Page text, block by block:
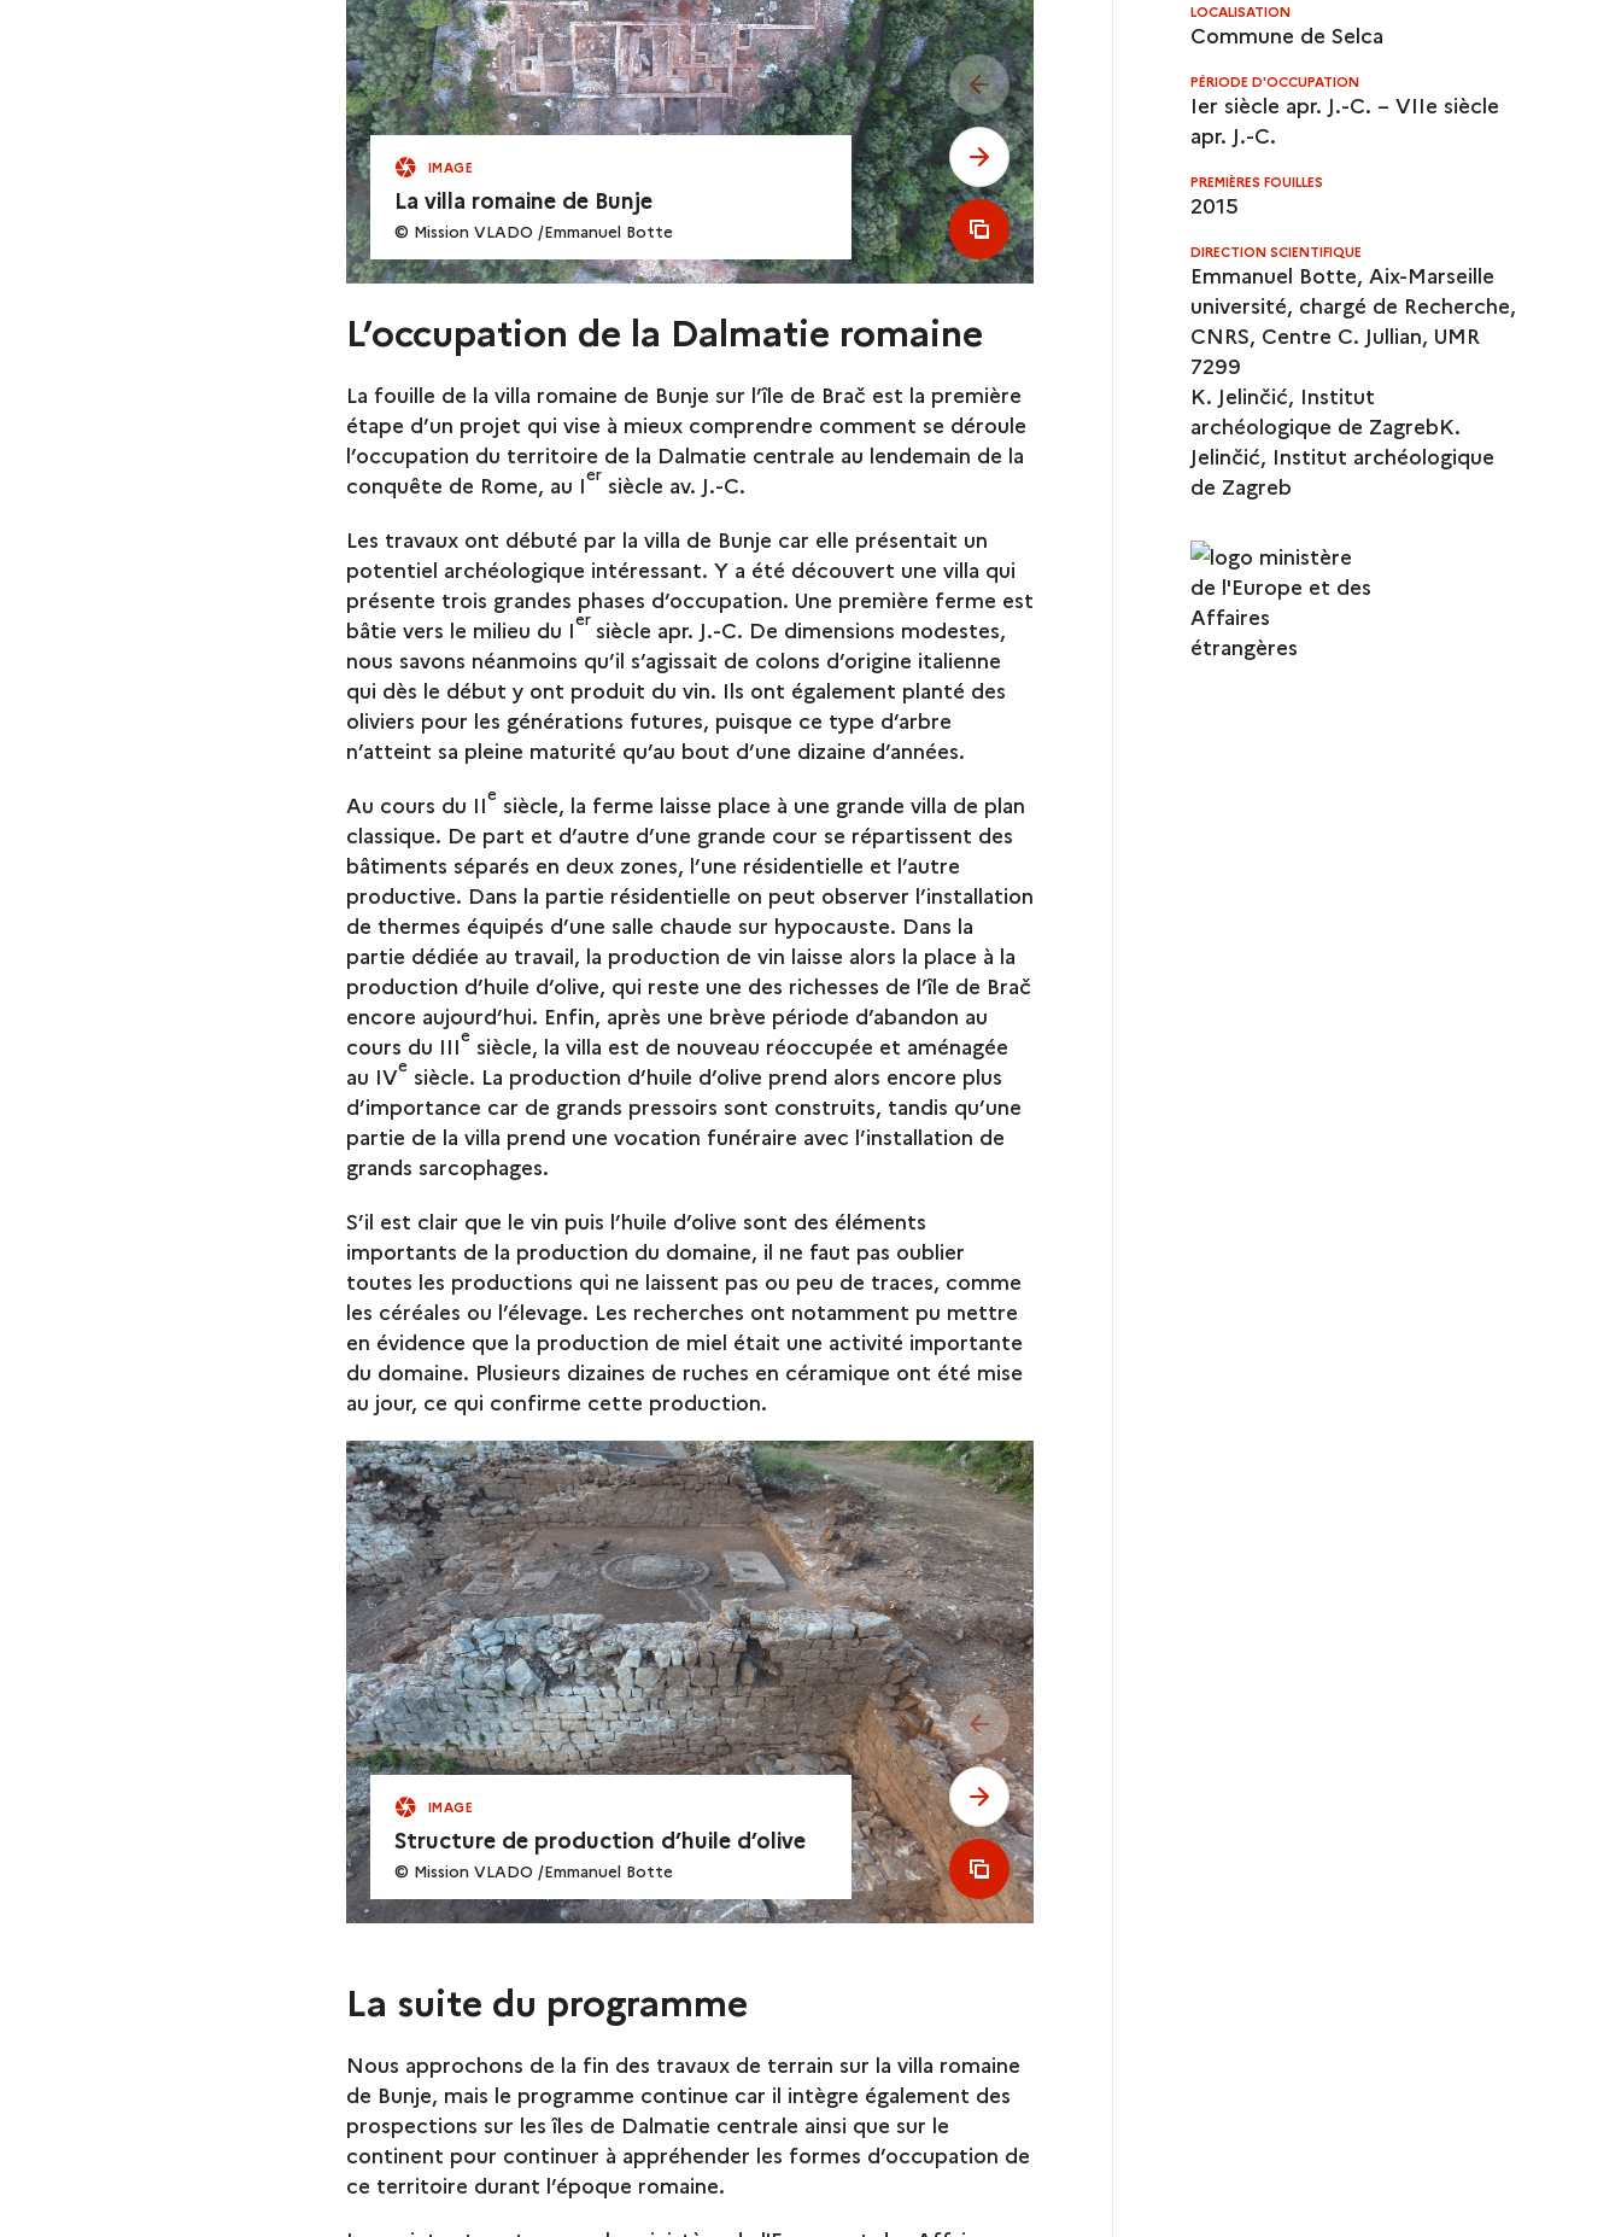
IMAGE
La villa romaine de Bunje
© Mission VLADO /Emmanuel Botte
see previous slide
see next slide
see all media
L’occupation de la Dalmatie romaine
La fouille de la villa romaine de Bunje sur l’île de Brač est la première
étape d’un projet qui vise à mieux comprendre comment se déroule
l’occupation du territoire de la Dalmatie centrale au lendemain de la
conquête de Rome, au Ier siècle av. J.-C.
Les travaux ont débuté par la villa de Bunje car elle présentait un
potentiel archéologique intéressant. Y a été découvert une villa qui
présente trois grandes phases d’occupation. Une première ferme est
bâtie vers le milieu du Ier siècle apr. J.-C. De dimensions modestes,
nous savons néanmoins qu’il s’agissait de colons d’origine italienne
qui dès le début y ont produit du vin. Ils ont également planté des
oliviers pour les générations futures, puisque ce type d’arbre
n’atteint sa pleine maturité qu’au bout d’une dizaine d’années.
Au cours du IIe siècle, la ferme laisse place à une grande villa de plan
classique. De part et d’autre d’une grande cour se répartissent des
bâtiments séparés en deux zones, l’une résidentielle et l’autre
productive. Dans la partie résidentielle on peut observer l’installation
de thermes équipés d’une salle chaude sur hypocauste. Dans la
partie dédiée au travail, la production de vin laisse alors la place à la
production d’huile d’olive, qui reste une des richesses de l’île de Brač
encore aujourd’hui. Enfin, après une brève période d’abandon au
cours du IIIe siècle, la villa est de nouveau réoccupée et aménagée
au IVe siècle. La production d’huile d’olive prend alors encore plus
d’importance car de grands pressoirs sont construits, tandis qu’une
partie de la villa prend une vocation funéraire avec l’installation de
grands sarcophages.
S’il est clair que le vin puis l’huile d’olive sont des éléments
importants de la production du domaine, il ne faut pas oublier
toutes les productions qui ne laissent pas ou peu de traces, comme
les céréales ou l’élevage. Les recherches ont notamment pu mettre
en évidence que la production de miel était une activité importante
du domaine. Plusieurs dizaines de ruches en céramique ont été mise
au jour, ce qui confirme cette production.
IMAGE
Structure de production d’huile d’olive
© Mission VLADO /Emmanuel Botte
see previous slide
see next slide
see all media
La suite du programme
Nous approchons de la fin des travaux de terrain sur la villa romaine
de Bunje, mais le programme continue car il intègre également des
prospections sur les îles de Dalmatie centrale ainsi que sur le
continent pour continuer à appréhender les formes d’occupation de
ce territoire durant l’époque romaine.
LOCALISATION
Commune de Selca
PÉRIODE D'OCCUPATION
Ier siècle apr. J.-C. – VIIe siècle
apr. J.-C.
PREMIÈRES FOUILLES
2015
DIRECTION SCIENTIFIQUE
Emmanuel Botte, Aix-Marseille
université, chargé de Recherche,
CNRS, Centre C. Jullian, UMR
7299
K. Jelinčić, Institut
archéologique de ZagrebK.
Jelinčić, Institut archéologique
de Zagreb